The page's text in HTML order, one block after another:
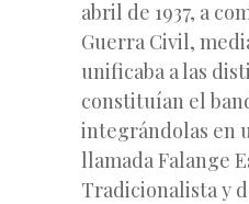
abril de 1937, a
Guerra Civil,
unificaba a las
constituían el
integrándolas en
llamada Falange
Tradicionalista y